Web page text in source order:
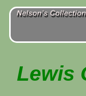
Lewis